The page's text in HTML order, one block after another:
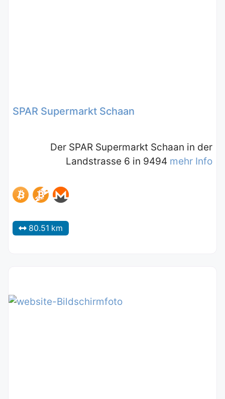
SPAR Supermarkt Schaan
Der SPAR Supermarkt Schaan in der
Landstrasse 6 in 9494 mehr Info
80.51 km